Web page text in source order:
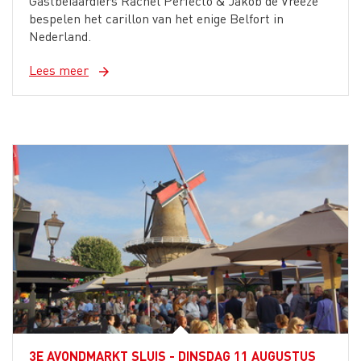
bespelen het carillon van het enige Belfort in
Nederland.
Lees meer
arrow_forward
3E AVONDMARKT SLUIS - DINSDAG 11 AUGUSTUS